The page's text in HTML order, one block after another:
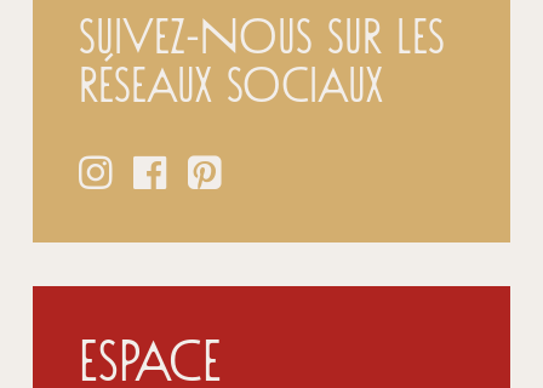
Suivez-nous sur les
réseaux sociaux
Espace